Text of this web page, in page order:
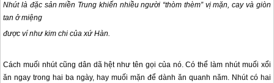
Nhút là đặc sản miền Trung khiến nhiều người “thòm thèm” vị mặn, cay và giòn
tan ở miệng
được ví như kim chi của xứ Hàn.
Cách muối nhút cũng dân dã hệt như tên gọi của nó. Có thể làm nhút muối xổi
ăn ngay trong hai ba ngày, hay muối mặn để dành ăn quanh năm. Nhút có hai